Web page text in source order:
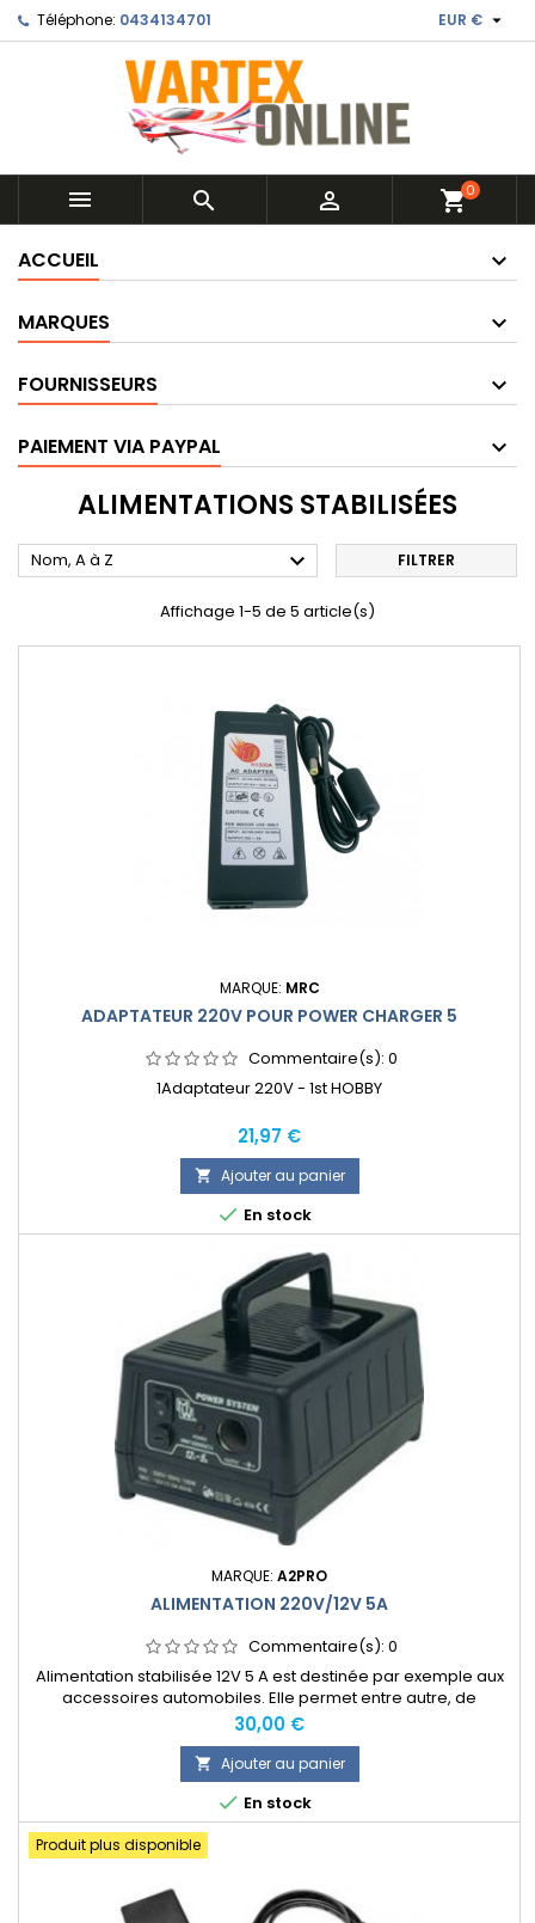
Téléphone: 0434134701 EUR € 
   shopping_cart0
ACCUEIL
MARQUES
FOURNISSEURS
PAIEMENT VIA PAYPAL
ALIMENTATIONS STABILISÉES
Nom, A à Z  FILTRER
Affichage 1-5 de 5 article(s)
MARQUE: MRC
ADAPTATEUR 220V POUR POWER CHARGER 5
Commentaire(s): 0
1Adaptateur 220V - 1st HOBBY
Prix
21,97 €
 Ajouter au panier
 En stock
MARQUE: A2PRO
ALIMENTATION 220V/12V 5A
Commentaire(s): 0
Alimentation stabilisée 12V 5 A est destinée par exemple aux
accessoires automobiles. Elle permet entre autre, de
brancher une glacière 60W 12V sur le secteur 220V.
Prix
30,00 €
 Ajouter au panier
 En stock
Produit plus disponible